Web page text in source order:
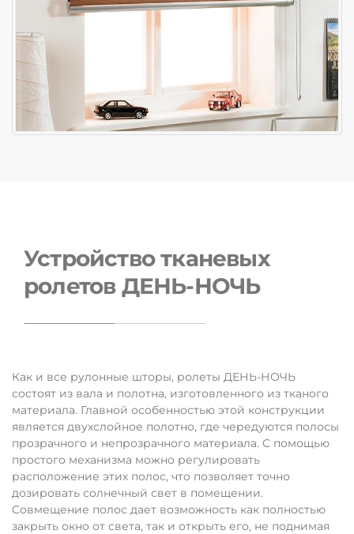
Устройство тканевых
ролетов ДЕНЬ-НОЧЬ
Как и все рулонные шторы, ролеты ДЕНЬ-НОЧЬ
состоят из вала и полотна, изготовленного из тканого
материала. Главной особенностью этой конструкции
является двухслойное полотно, где чередуются полосы
прозрачного и непрозрачного материала. С помощью
простого механизма можно регулировать
расположение этих полос, что позволяет точно
дозировать солнечный свет в помещении.
Совмещение полос дает возможность как полностью
закрыть окно от света, так и открыть его, не поднимая